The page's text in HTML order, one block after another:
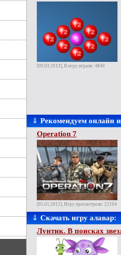
[09.03.2013], В игру играли: 4840
⇓ Рекомендуем онлайн
Operation 7
[05.01.2012], Игру просмотрели: 22104
⇓ Скачать игру алавар:
Лунтик. В поисках